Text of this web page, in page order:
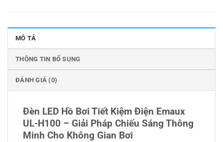
MÔ TẢ
THÔNG TIN BỔ SUNG
ĐÁNH GIÁ (0)
Đèn LED Hồ Bơi Tiết Kiệm Điện Emaux
UL-H100 – Giải Pháp Chiếu Sáng Thông
Minh Cho Không Gian Bơi